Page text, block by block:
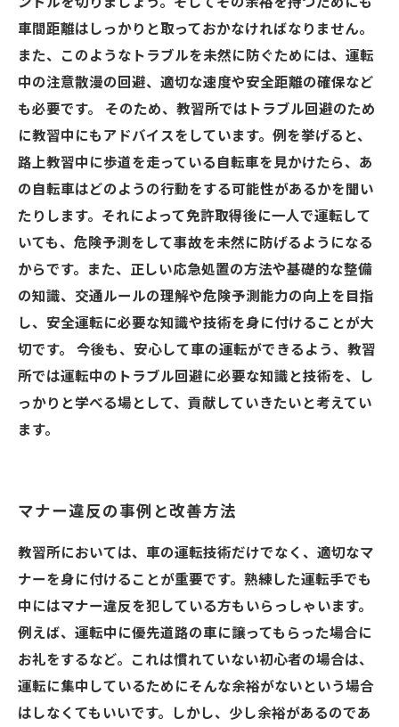
車間距離はしっかりと取っておかなければなりません。
また、このようなトラブルを未然に防ぐためには、運転
中の注意散漫の回避、適切な速度や安全距離の確保など
も必要です。 そのため、教習所ではトラブル回避のため
に教習中にもアドバイスをしています。例を挙げると、
路上教習中に歩道を走っている自転車を見かけたら、あ
の自転車はどのようの行動をする可能性があるかを聞い
たりします。それによって免許取得後に一人で運転して
いても、危険予測をして事故を未然に防げるようになる
からです。また、正しい応急処置の方法や基礎的な整備
の知識、交通ルールの理解や危険予測能力の向上を目指
し、安全運転に必要な知識や技術を身に付けることが大
切です。 今後も、安心して車の運転ができるよう、教習
所では運転中のトラブル回避に必要な知識と技術を、し
っかりと学べる場として、貢献していきたいと考えてい
ます。
マナー違反の事例と改善方法
教習所においては、車の運転技術だけでなく、適切なマ
ナーを身に付けることが重要です。熟練した運転手でも
中にはマナー違反を犯している方もいらっしゃいます。
例えば、運転中に優先道路の車に譲ってもらった場合に
お礼をするなど。これは慣れていない初心者の場合は、
運転に集中しているためにそんな余裕がないという場合
はしなくてもいいです。しかし、少し余裕があるのであ